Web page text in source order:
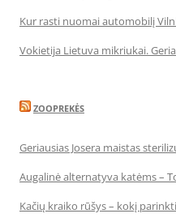
Kur rasti nuomai automobilį
Vokietija Lietuva mikriukai.
ZOOPREKĖS
Geriausias Josera maistas
Augalinė alternatyva katėms –
Kačių kraiko rūšys – kokį